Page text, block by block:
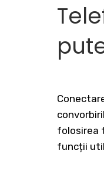
folosirea
funcții